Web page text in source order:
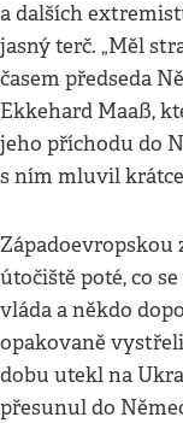
a dalších
jasný terč. „Měl
časem předseda
Ekkehard Maaß,
jeho příchodu do
s ním mluvil
Západoevropskou
útočiště poté, co
vláda a někdo
opakovaně
dobu utekl na
přesunul do